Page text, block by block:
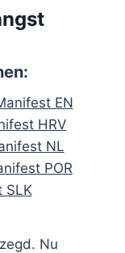
EN
HRV
NL
POR
SLK
Nu